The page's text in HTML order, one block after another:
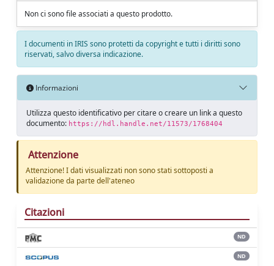
Non ci sono file associati a questo prodotto.
I documenti in IRIS sono protetti da copyright e tutti i diritti sono
riservati, salvo diversa indicazione.
Informazioni
Utilizza questo identificativo per citare o creare un link a questo
documento: https://hdl.handle.net/11573/1768404
Attenzione
Attenzione! I dati visualizzati non sono stati sottoposti a
validazione da parte dell'ateneo
Citazioni
ND
ND